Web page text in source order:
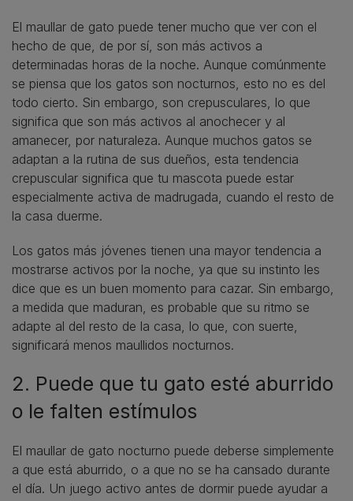
El maullar de gato puede tener mucho que ver con el
hecho de que, de por sí, son más activos a
determinadas horas de la noche. Aunque comúnmente
se piensa que los gatos son nocturnos, esto no es del
todo cierto. Sin embargo, son crepusculares, lo que
significa que son más activos al anochecer y al
amanecer, por naturaleza. Aunque muchos gatos se
adaptan a la rutina de sus dueños, esta tendencia
crepuscular significa que tu mascota puede estar
especialmente activa de madrugada, cuando el resto de
la casa duerme.
Los gatos más jóvenes tienen una mayor tendencia a
mostrarse activos por la noche, ya que su instinto les
dice que es un buen momento para cazar. Sin embargo,
a medida que maduran, es probable que su ritmo se
adapte al del resto de la casa, lo que, con suerte,
significará menos maullidos nocturnos.
2. Puede que tu gato esté aburrido
o le falten estímulos
El maullar de gato nocturno puede deberse simplemente
a que está aburrido, o a que no se ha cansado durante
el día. Un juego activo antes de dormir puede ayudar a